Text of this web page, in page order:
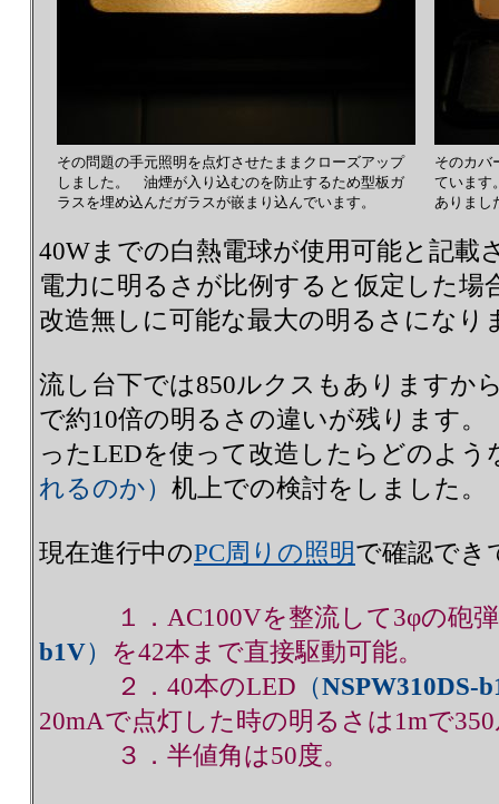
その問題の手元照明を点灯させたままクローズアップ
しました。 油煙が入り込むのを防止するため型板ガ
ラスを埋め込んだガラスが嵌まり込んでいます。
そのカバ
ています
ありまし
40Wまでの白熱電球が使用可能と記載
電力に明るさが比例すると仮定した場
改造無しに可能な最大の明るさになり
流し台下では850ルクスもありますか
で約10倍の明るさの違いが残ります
ったLEDを使って改造したらどのよう
れるのか） 机上での検討をしました。
現在進行中のPC周りの照明で確認でき
１．AC100Vを整流して3φの砲
b1V） を42本まで直接駆動可能。
２．40本のLED （NSPW310DS-
20mAで点灯した時の明るさは1mで
３．半値角は50度。